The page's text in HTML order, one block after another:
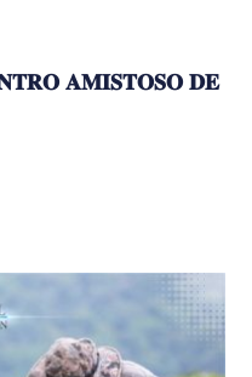
𝐀𝐌𝐈𝐒𝐓𝐎𝐒𝐎 𝐃𝐄